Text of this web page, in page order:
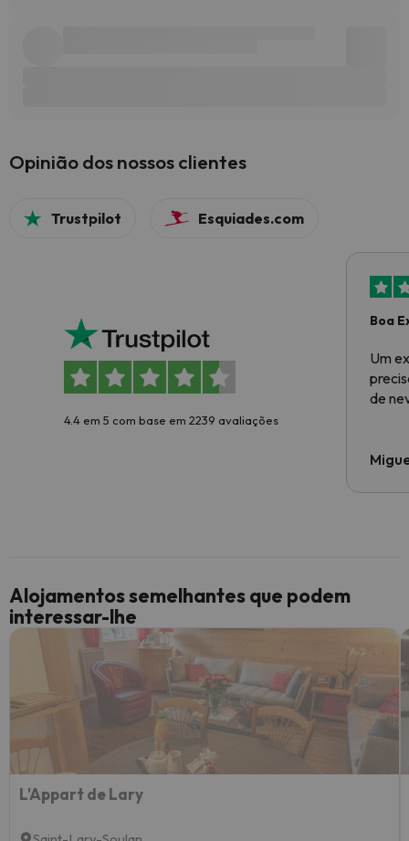
Opinião dos nossos clientes
Trustpilot Esquiades.com
4.4 em 5 com base em 2239 avaliações
Boa
Um
de
Alojamentos semelhantes que podem
interessar-lhe
L'Appart de Lary